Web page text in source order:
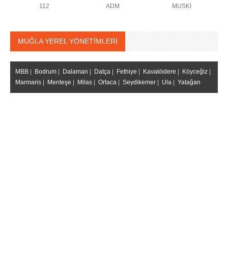
112 ADM MUSKİ
MUĞLA YEREL YÖNETİMLERİ
MBB Bodrum Dalaman Datça Fethiye Kavaklıdere Köyceğiz
Marmaris
Menteşe Milas Ortaca Seydikemer Ula Yatağan